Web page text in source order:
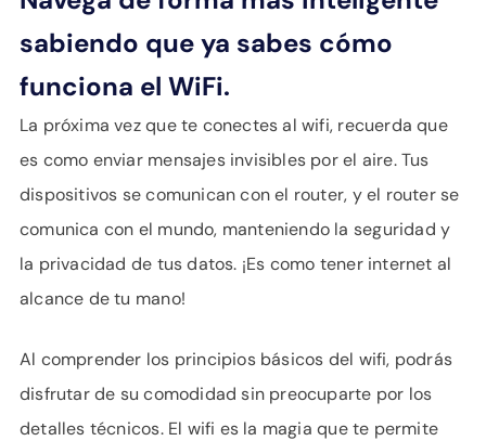
sabiendo que ya sabes cómo
funciona el WiFi.
La próxima vez que te conectes al wifi, recuerda que
es como enviar mensajes invisibles por el aire. Tus
dispositivos se comunican con el router, y el router se
comunica con el mundo, manteniendo la seguridad y
la privacidad de tus datos. ¡Es como tener internet al
alcance de tu mano!
Al comprender los principios básicos del wifi, podrás
disfrutar de su comodidad sin preocuparte por los
detalles técnicos. El wifi es la magia que te permite